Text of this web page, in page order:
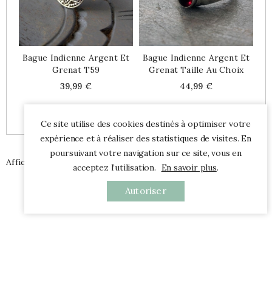
Bague Indienne Argent Et
Grenat T59
Price
39,99 €
Bague Indienne Argent Et
Grenat Taille Au Choix
Price
44,99 €
Affichage 1-48 de 1779 article(s)
1
Ce site utilise des cookies destinés à optimiser votre
expérience et à réaliser des statistiques de visites. En
poursuivant votre navigation sur ce site, vous en
acceptez l’utilisation. En savoir plus.
Autoriser